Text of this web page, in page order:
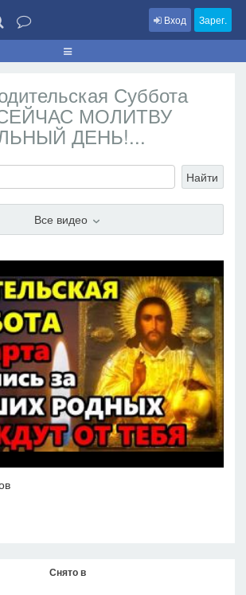
Вход Зарег.
Суббота
МОЛИТВУ
ДЕНЬ!...
Найти
Все видео
Снято в